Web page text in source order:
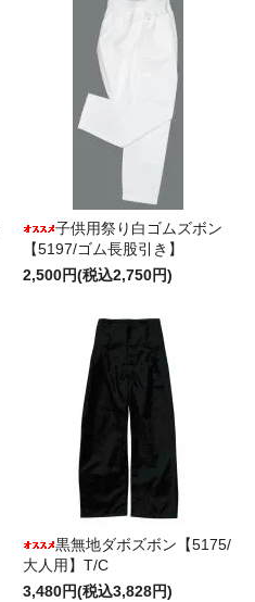
子供用祭り白ゴムズボン
【5197/ゴム長股引き】
2,500円(税込2,750円)
黒無地ダボズボン【5175/
大人用】T/C
3,480円(税込3,828円)